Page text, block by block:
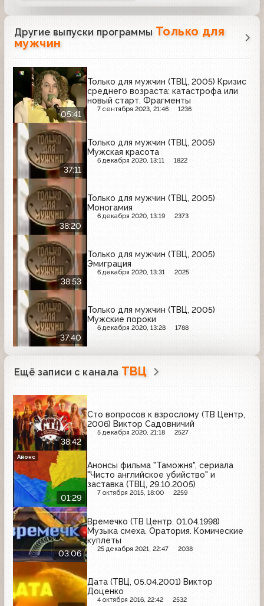
Другие выпуски программы Только для
мужчин
05:41
Только для мужчин (ТВЦ, 2005) Кризис
среднего возраста: катастрофа или
новый старт. Фрагменты
7 сентября 2023, 21:46 1236
37:11
Только для мужчин (ТВЦ, 2005)
Мужская красота
6 декабря 2020, 13:11 1822
38:20
Только для мужчин (ТВЦ, 2005)
Моногамия
6 декабря 2020, 13:19 2373
38:53
Только для мужчин (ТВЦ, 2005)
Эмиграция
6 декабря 2020, 13:31 2025
37:40
Только для мужчин (ТВЦ, 2005)
Мужские пороки
6 декабря 2020, 13:28 1788
Ещё записи с канала ТВЦ
38:42
Сто вопросов к взрослому (ТВ Центр,
2006) Виктор Садовничий
5 декабря 2020, 21:18 2527
01:29
Анонсы фильма "Таможня", сериала
"Чисто английское убийство" и
заставка (ТВЦ, 29.10.2005)
7 октября 2015, 18:00 2259
Анонс
03:06
Времечко (ТВ Центр. 01.04.1998)
Музыка смеха. Оратория. Комические
куплеты
25 декабря 2021, 22:47 2038
Дата (ТВЦ, 05.04.2001) Виктор
Доценко
4 октября 2016, 22:42 2532